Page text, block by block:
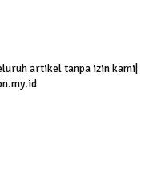
artikel tanpa izin kami|